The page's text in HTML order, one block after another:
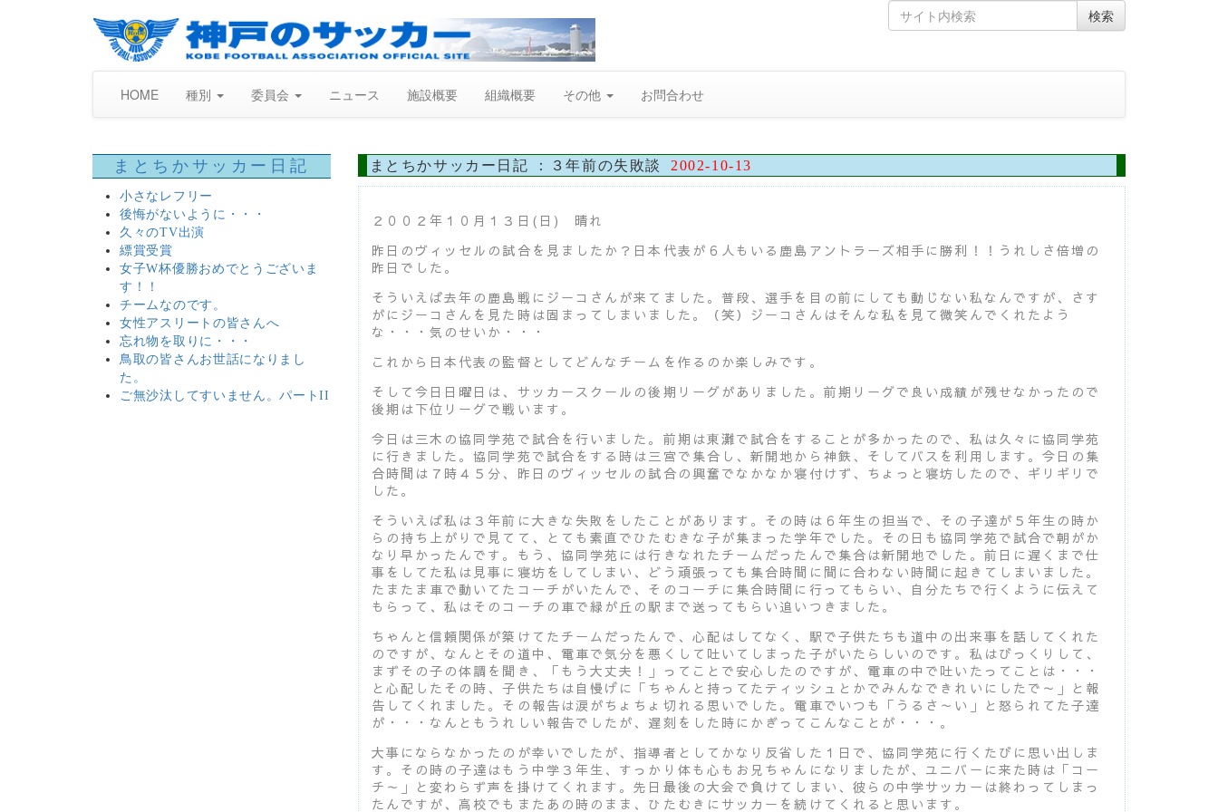
Skip
to
Search
for
検索
HOME 種別 委員会 ニュース 施設概要 組織概要 その他 お問合わせ
まとちかサッカー日記
小さなレフリー
後悔がないように・・・
久々のTV出演
縹賞受賞
女子W杯優勝おめでとうございま
す！！
チームなのです。
女性アスリートの皆さんへ
忘れ物を取りに・・・
鳥取の皆さんお世話になりまし
た。
ご無沙汰してすいません。パートII
まとちかサッカー日記 ：３年前の失敗談 2002-10-13
２００２年１０月１３日(日) 晴れ
昨日のヴィッセルの試合を見ましたか？日本代表が６人もいる鹿島アントラーズ相手に勝利！！うれしさ倍増の
昨日でした。
そういえば去年の鹿島戦にジーコさんが来てました。普段、選手を目の前にしても動じない私なんですが、さす
がにジーコさんを見た時は固まってしまいました。（笑）ジーコさんはそんな私を見て微笑んでくれたよう
な・・・気のせいか・・・
これから日本代表の監督としてどんなチームを作るのか楽しみです。
そして今日日曜日は、サッカースクールの後期リーグがありました。前期リーグで良い成績が残せなかったので
後期は下位リーグで戦います。
今日は三木の協同学苑で試合を行いました。前期は東灘で試合をすることが多かったので、私は久々に協同学苑
に行きました。協同学苑で試合をする時は三宮で集合し、新開地から神鉄、そしてバスを利用します。今日の集
合時間は７時４５分、昨日のヴィッセルの試合の興奮でなかなか寝付けず、ちょっと寝坊したので、ギリギリで
した。
そういえば私は３年前に大きな失敗をしたことがあります。その時は６年生の担当で、その子達が５年生の時か
らの持ち上がりで見てて、とても素直でひたむきな子が集まった学年でした。その日も協同学苑で試合で朝がか
なり早かったんです。もう、協同学苑には行きなれたチームだったんで集合は新開地でした。前日に遅くまで仕
事をしてた私は見事に寝坊をしてしまい、どう頑張っても集合時間に間に合わない時間に起きてしまいました。
たまたま車で動いてたコーチがいたんで、そのコーチに集合時間に行ってもらい、自分たちで行くように伝えて
もらって、私はそのコーチの車で緑が丘の駅まで送ってもらい追いつきました。
ちゃんと信頼関係が築けてたチームだったんで、心配はしてなく、駅で子供たちも道中の出来事を話してくれた
のですが、なんとその道中、電車で気分を悪くして吐いてしまった子がいたらしいのです。私はびっくりして、
まずその子の体調を聞き、「もう大丈夫！」ってことで安心したのですが、電車の中で吐いたってことは・・・
と心配したその時、子供たちは自慢げに「ちゃんと持ってたティッシュとかでみんなできれいにしたで～」と報
告してくれました。その報告は涙がちょちょ切れる思いでした。電車でいつも「うるさ～い」と怒られてた子達
が・・・なんともうれしい報告でしたが、遅刻をした時にかぎってこんなことが・・・。
大事にならなかったのが幸いでしたが、指導者としてかなり反省した１日で、協同学苑に行くたびに思い出しま
す。その時の子達はもう中学３年生、すっかり体も心もお兄ちゃんになりましたが、ユニバーに来た時は「コー
チ～」と変わらず声を掛けてくれます。先日最後の大会で負けてしまい、彼らの中学サッカーは終わってしまっ
たんですが、高校でもまたあの時のまま、ひたむきにサッカーを続けてくれると思います。